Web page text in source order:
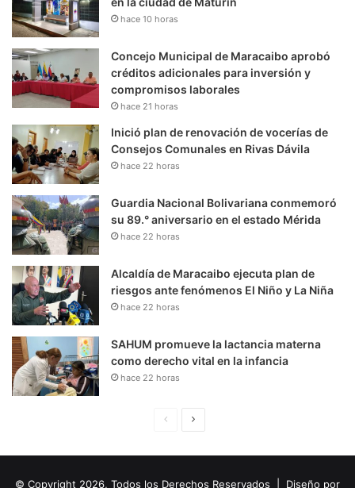
hace 10 horas
Concejo Municipal de Maracaibo aprobó
créditos adicionales para inversión y
compromisos laborales
hace 21 horas
Inició plan de renovación de vocerías de
Consejos Comunales en Rivas Dávila
hace 22 horas
Guardia Nacional Bolivariana conmemoró
su 89.° aniversario en el estado Mérida
hace 22 horas
Alcaldía de Maracaibo ejecuta plan de
riesgos ante fenómenos El Niño y La Niña
hace 22 horas
SAHUM promueve la lactancia materna
como derecho vital en la infancia
hace 22 horas
© Copyright 2026, Todos los Derechos Reservados | Diseño por